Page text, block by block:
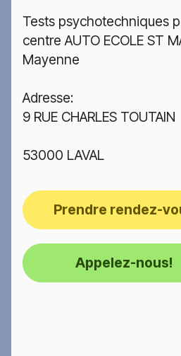
Tests psychotechniques
centre AUTO ECOLE ST
Mayenne
Adresse:
9 RUE CHARLES TOUTAIN
53000 LAVAL
Prendre rendez-
Appelez-nous!